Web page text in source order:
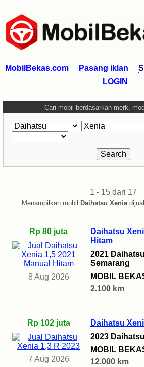
MobilBekas.com Pasang iklan
LOGIN
Cari mobil berdasarkan merk,
1 - 15 dari 17
Menampilkan mobil Daihatsu Xenia
Rp 80 juta
8 Aug 2026
Daihatsu
Hitam
2021
Semarang
MOBIL
2.100 km
Rp 102 juta
7 Aug 2026
Daihatsu
2023
MOBIL
12.000 km